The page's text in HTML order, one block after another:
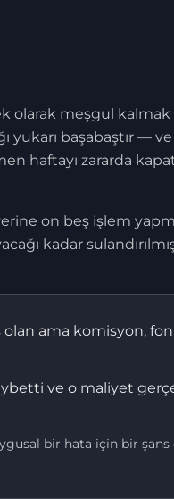
olarak meşgul
yukarı başabaştır —
haftayı zararda
on beş işlem
kadar
olan ama komisyon,
ve o maliyet
bir hata için bir şans